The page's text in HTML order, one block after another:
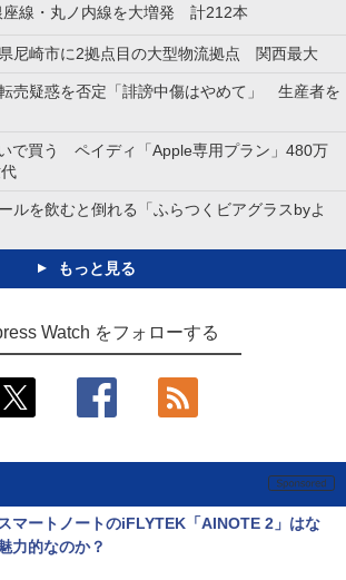
座線・丸ノ内線を大増発 計212本
尼崎市に2拠点目の大型物流拠点 関西最大
売疑惑を否定「誹謗中傷はやめて」 生産者を
で買う ペイディ「Apple専用プラン」480万
ルを飲むと倒れる「ふらつくビアグラスbyよ
もっと見る
Watch をフォローする
マートノートのiFLYTEK「AINOTE 2」はな
力的なのか？